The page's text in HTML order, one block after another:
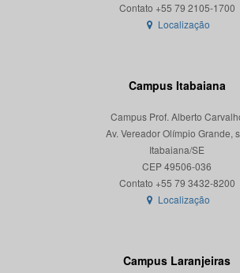
Localização
Campus Itabaiana
Campus Prof. Alberto
Av. Vereador Olímpio Grande,
Itabaiana/SE
CEP 49506-036
Localização
Campus Laranjeiras